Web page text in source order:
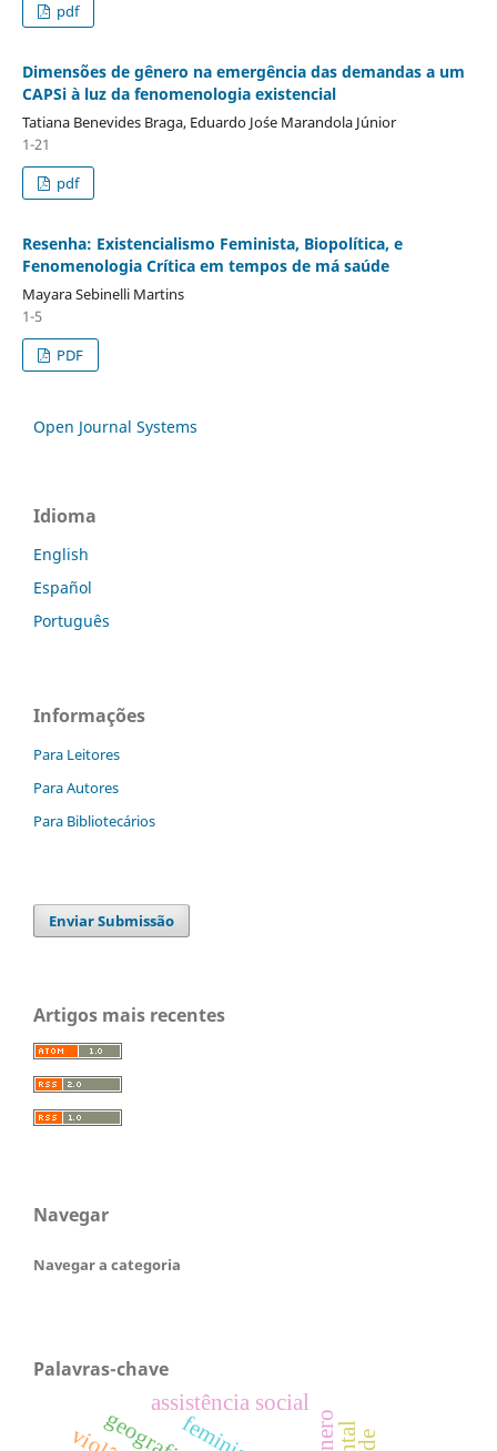
pdf
Dimensões de gênero na emergência das demandas a um
CAPSi à luz da fenomenologia existencial
Tatiana Benevides Braga, Eduardo Jo´se Marandola Júnior
1-21
pdf
Resenha: Existencialismo Feminista, Biopolítica, e
Fenomenologia Crítica em tempos de má saúde
Mayara Sebinelli Martins
1-5
PDF
Open Journal Systems
Idioma
English
Español
Português
Informações
Para Leitores
Para Autores
Para Bibliotecários
Enviar Submissão
Artigos mais recentes
Navegar
Navegar a categoria
Palavras-chave
assistência social